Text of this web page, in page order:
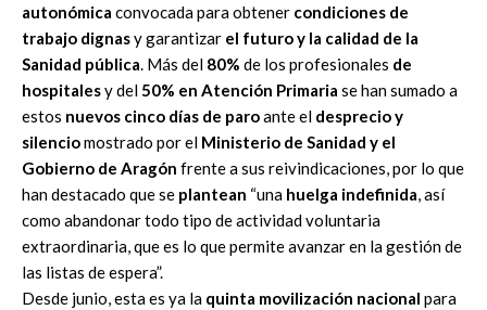
autonómica convocada para obtener condiciones de
trabajo dignasy garantizar el futuro y la calidad de la
Sanidad pública. Más del 80% de los profesionales de
hospitalesy del50% en Atención Primaria se han sumado a
estos nuevos cinco días de paroante el desprecio y
silenciomostrado por el Ministerio de Sanidad y el
Gobierno de Aragón frente a sus reivindicaciones, por lo que
han destacado que se plantean “una huelga indefinida, así
como abandonar todo tipo de actividad voluntaria
extraordinaria, que es lo que permite avanzar en la gestión de
las listas de espera”.
Desde junio, esta es ya la quinta movilización nacional para